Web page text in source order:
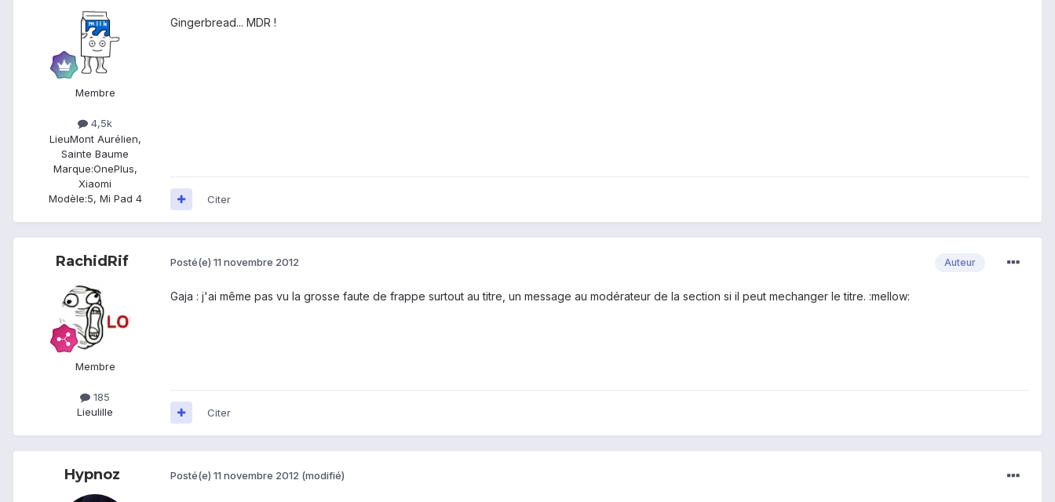
Membre
4,5k
LieuMont Aurélien,
Sainte Baume
Marque:OnePlus,
Xiaomi
Modèle:5, Mi Pad 4
Gingerbread... MDR !
Citer
RachidRif
Membre
185
Lieulille
Auteur
Posté(e) 11 novembre 2012
Gaja : j'ai même pas vu la grosse faute de frappe surtout au titre, un message au modérateur de la section si il peut mechanger le titre. :mellow:
Citer
Hypnoz Posté(e) 11 novembre 2012 (modifié)